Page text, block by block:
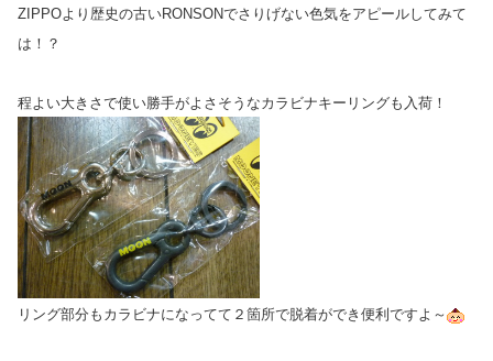
ZIPPOより歴史の古いRONSONでさりげない色気をアピールしてみて
は！？
程よい大きさで使い勝手がよさそうなカラビナキーリングも入荷！
リング部分もカラビナになってて２箇所で脱着ができ便利ですよ～